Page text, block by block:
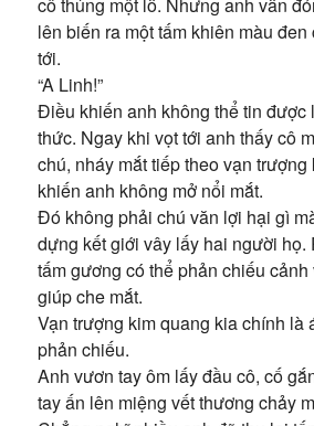
lên biến ra một tấm khiên màu
tới.
“A Linh!”
Điều khiến anh không thể tin được
thức. Ngay khi vọt tới anh thấy cô
chú, nháy mắt tiếp theo vạn
khiến anh không mở nổi mắt.
Đó không phải chú văn lợi hại gì
dựng kết giới vây lấy hai người họ.
tấm gương có thể phản chiếu
giúp che mắt.
Vạn trượng kim quang kia chính là
phản chiếu.
Anh vươn tay ôm lấy đầu cô, cố
tay ấn lên miệng vết thương chảy